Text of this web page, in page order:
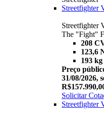
Streetfighter
Streetfighter
The "Fight"
208
123,6
193 kg
Preço
31/08/2026,
Solicitar
Streetfighter